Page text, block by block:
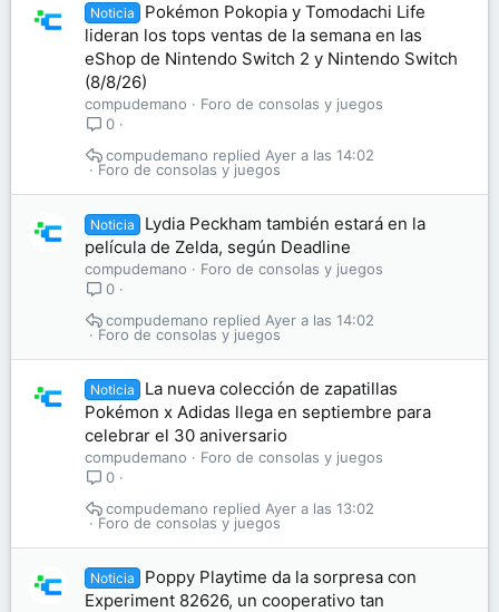
Noticia
Pokémon Pokopia y Tomodachi Life
lideran los tops ventas de la semana en las
eShop de Nintendo Switch 2 y Nintendo Switch
(8/8/26)
compudemano
Foro de consolas y juegos
0
Foro de consolas y juegos
Ayer a las 14:02
compudemano
Noticia
Lydia Peckham también estará en la
película de Zelda, según Deadline
compudemano
Foro de consolas y juegos
0
Foro de consolas y juegos
Ayer a las 14:02
compudemano
Noticia
La nueva colección de zapatillas
Pokémon x Adidas llega en septiembre para
celebrar el 30 aniversario
compudemano
Foro de consolas y juegos
0
Foro de consolas y juegos
Ayer a las 13:02
compudemano
Noticia
Poppy Playtime da la sorpresa con
Experiment 82626, un cooperativo tan